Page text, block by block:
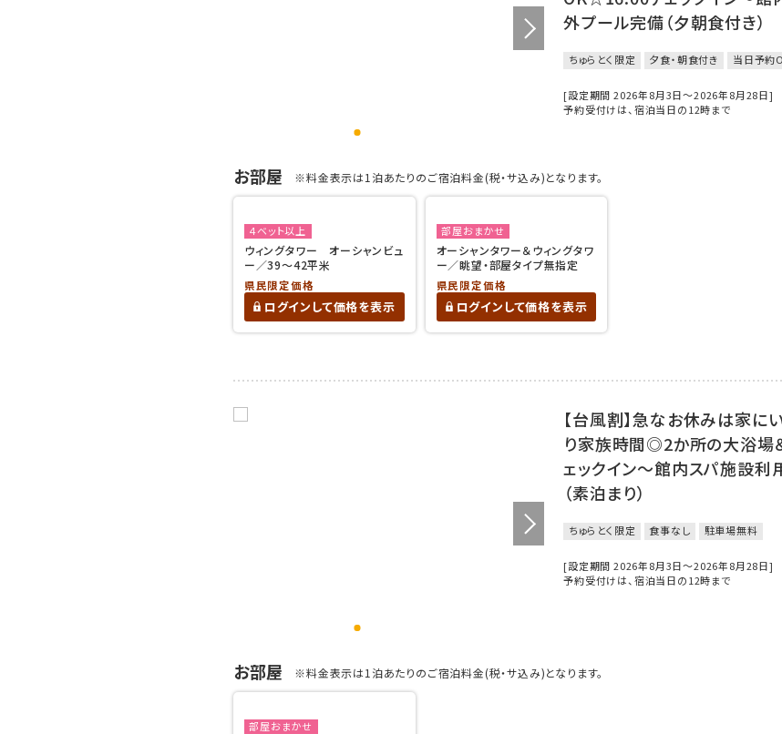
外プール完備（夕朝食付き）
ちゅらとく限定 夕食・朝食付き 当日予約
[設定期間 2026年8月3日～2026年8月28日]
予約受付けは、宿泊当日の12時まで
お部屋 ※料金表示は1泊あたりのご宿泊料金(税・サ込み)となります。
４ベット以上
ウィングタワー オーシャンビュ
ー／39～42平米
県民限定価格
ログインして価格を表示
部屋おまかせ
オーシャンタワー＆ウィングタワ
ー／眺望・部屋タイプ無指定
県民限定価格
ログインして価格を表示
【台風割】急なお休みは家に
り家族時間◎2か所の大浴
ェックイン～館内スパ施設利
（素泊まり）
ちゅらとく限定 食事なし 駐車場無料
[設定期間 2026年8月3日～2026年8月28日]
予約受付けは、宿泊当日の12時まで
お部屋 ※料金表示は1泊あたりのご宿泊料金(税・サ込み)となります。
部屋おまかせ